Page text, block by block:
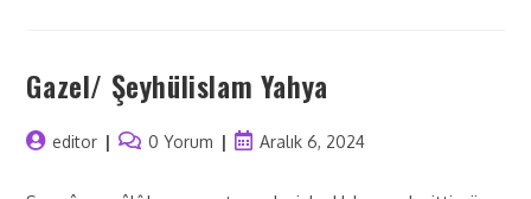
Gazel/ Şeyhülislam Yahya
editor 0 Yorum Aralık 6, 2024